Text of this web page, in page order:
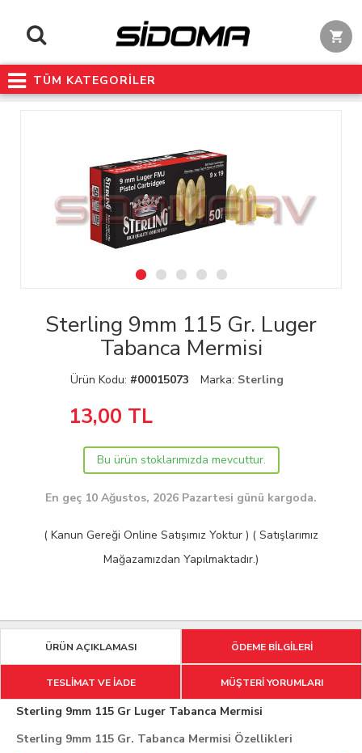
TÜM KATEGORİLER
Sterling 9mm 115 Gr. Luger
Tabanca Mermisi
Ürün Kodu: #00015073 Marka: Sterling
13,00 TL
Bu ürün stoklarımızda mevcuttur.
En geç 10 Ağustos, 2026 Pazartesi günü kargoda.
( Kanun Gereği Online Satışımız Yoktur ) ( Satışlarımız
Mağazamızdan Yapılmaktadır.)
ÜRÜN AÇIKLAMASI ÖDEME BİLGİLERİ
TESLİMAT VE İADE MÜŞTERİ YORUMLARI
Sterling 9mm 115 Gr Luger Tabanca Mermisi
Sterling 9mm 115 Gr. Tabanca Mermisi Özellikleri